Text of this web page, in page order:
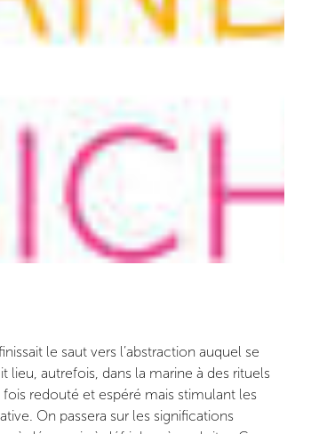
le saut vers l’abstraction auquel se
lieu, autrefois, dans la marine à des rituels
redouté et espéré mais stimulant les
On passera sur les significations